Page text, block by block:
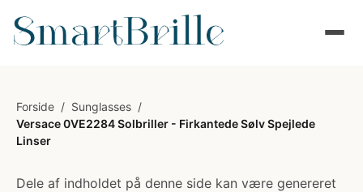
Forside / Sunglasses /
Versace 0VE2284 Solbriller - Firkantede Sølv Spejlede
Linser
Dele af indholdet på denne side kan være genereret